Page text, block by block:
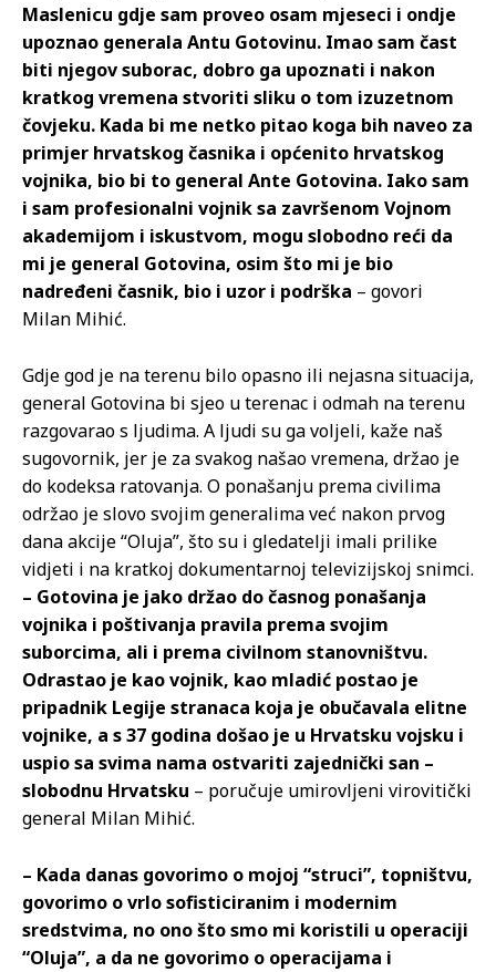
Maslenicu gdje sam proveo osam mjeseci i ondje
upoznao generala Antu Gotovinu. Imao sam čast
biti njegov suborac, dobro ga upoznati i nakon
kratkog vremena stvoriti sliku o tom izuzetnom
čovjeku. Kada bi me netko pitao koga bih naveo za
primjer hrvatskog časnika i općenito hrvatskog
vojnika, bio bi to general Ante Gotovina. Iako sam
i sam profesionalni vojnik sa završenom Vojnom
akademijom i iskustvom, mogu slobodno reći da
mi je general Gotovina, osim što mi je bio
nadređeni časnik, bio i uzor i podrška – govori
Milan Mihić.
Gdje god je na terenu bilo opasno ili nejasna situacija,
general Gotovina bi sjeo u terenac i odmah na terenu
razgovarao s ljudima. A ljudi su ga voljeli, kaže naš
sugovornik, jer je za svakog našao vremena, držao je
do kodeksa ratovanja. O ponašanju prema civilima
održao je slovo svojim generalima već nakon prvog
dana akcije “Oluja”, što su i gledatelji imali prilike
vidjeti i na kratkoj dokumentarnoj televizijskoj snimci.
– Gotovina je jako držao do časnog ponašanja
vojnika i poštivanja pravila prema svojim
suborcima, ali i prema civilnom stanovništvu.
Odrastao je kao vojnik, kao mladić postao je
pripadnik Legije stranaca koja je obučavala elitne
vojnike, a s 37 godina došao je u Hrvatsku vojsku i
uspio sa svima nama ostvariti zajednički san –
slobodnu Hrvatsku – poručuje umirovljeni virovitički
general Milan Mihić.
– Kada danas govorimo o mojoj “struci”, topništvu,
govorimo o vrlo sofisticiranim i modernim
sredstvima, no ono što smo mi koristili u operaciji
“Oluja”, a da ne govorimo o operacijama i